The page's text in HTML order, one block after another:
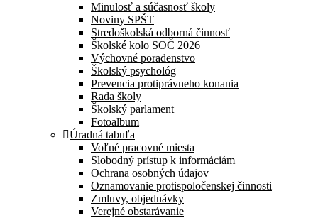
Minulosť a súčasnosť školy
Noviny SPŠT
Stredoškolská odborná činnosť
Školské kolo SOČ 2026
Výchovné poradenstvo
Školský psychológ
Prevencia protiprávneho konania
Rada školy
Školský parlament
Fotoalbum
Úradná tabuľa
Voľné pracovné miesta
Slobodný prístup k informáciám
Ochrana osobných údajov
Oznamovanie protispoločenskej činnosti
Zmluvy, objednávky
Verejné obstarávanie